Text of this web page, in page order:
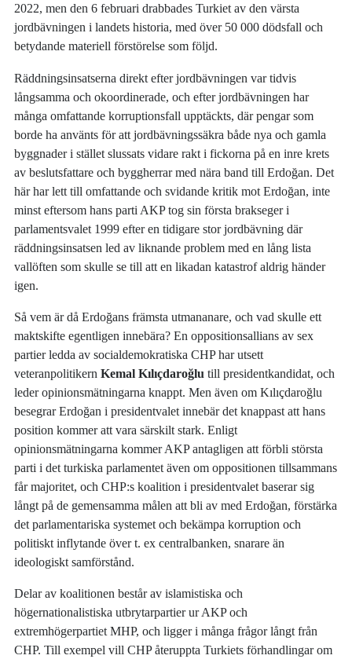
2022, men den 6 februari drabbades Turkiet av den värsta
jordbävningen i landets historia, med över 50 000 dödsfall och
betydande materiell förstörelse som följd.
Räddningsinsatserna direkt efter jordbävningen var tidvis
långsamma och okoordinerade, och efter jordbävningen har
många omfattande korruptionsfall upptäckts, där pengar som
borde ha använts för att jordbävningssäkra både nya och gamla
byggnader i stället slussats vidare rakt i fickorna på en inre krets
av beslutsfattare och byggherrar med nära band till Erdoğan. Det
här har lett till omfattande och svidande kritik mot Erdoğan, inte
minst eftersom hans parti AKP tog sin första brakseger i
parlamentsvalet 1999 efter en tidigare stor jordbävning där
räddningsinsatsen led av liknande problem med en lång lista
vallöften som skulle se till att en likadan katastrof aldrig händer
igen.
Så vem är då Erdoğans främsta utmananare, och vad skulle ett
maktskifte egentligen innebära? En oppositionsallians av sex
partier ledda av socialdemokratiska CHP har utsett
veteranpolitikernKemal Kılıçdaroğlu till presidentkandidat, och
leder opinionsmätningarna knappt. Men även om Kılıçdaroğlu
besegrar Erdoğan i presidentvalet innebär det knappast att hans
position kommer att vara särskilt stark. Enligt
opinionsmätningarna kommer AKP antagligen att förbli största
parti i det turkiska parlamentet även om oppositionen tillsammans
får majoritet, och CHP:s koalition i presidentvalet baserar sig
långt på de gemensamma målen att bli av med Erdoğan, förstärka
det parlamentariska systemet och bekämpa korruption och
politiskt inflytande över t. ex centralbanken, snarare än
ideologiskt samförstånd.
Delar av koalitionen består av islamistiska och
högernationalistiska utbrytarpartier ur AKP och
extremhögerpartiet MHP, och ligger i många frågor långt från
CHP. Till exempel vill CHP återuppta Turkiets förhandlingar om